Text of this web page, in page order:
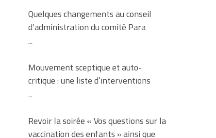
Quelques changements au conseil
d’administration du comité Para
...
Mouvement sceptique et auto-
critique : une liste d’interventions
...
Revoir la soirée « Vos questions sur la
vaccination des enfants » ainsi que